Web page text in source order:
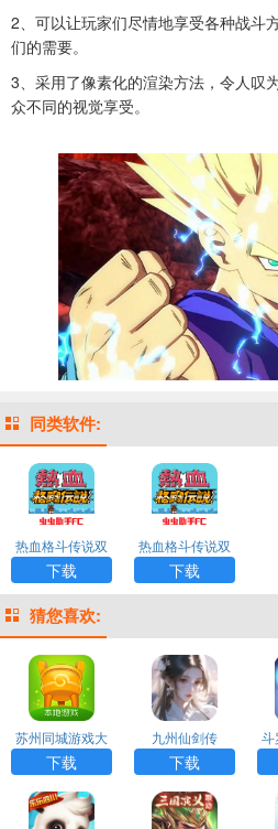
2、可以让玩家们尽情地享受各种战斗
们的需要。
3、采用了像素化的渲染方法，令人叹
众不同的视觉享受。
同类软件:
热血格斗传说双
虎版下载
下载
热血格斗传说双
虎版下载
下载
猜您喜欢:
苏州同城游戏大
厅APP
下载
九州仙剑传
下载
斗